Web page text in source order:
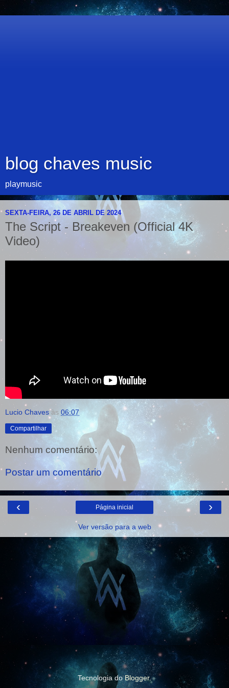
blog chaves music
playmusic
SEXTA-FEIRA, 26 DE ABRIL DE 2024
The Script - Breakeven (Official 4K
Video)
Lucio Chaves às 06:07
Compartilhar
Nenhum comentário:
Postar um comentário
‹ ›
Página inicial
Ver versão para a web
Tecnologia doBlogger.